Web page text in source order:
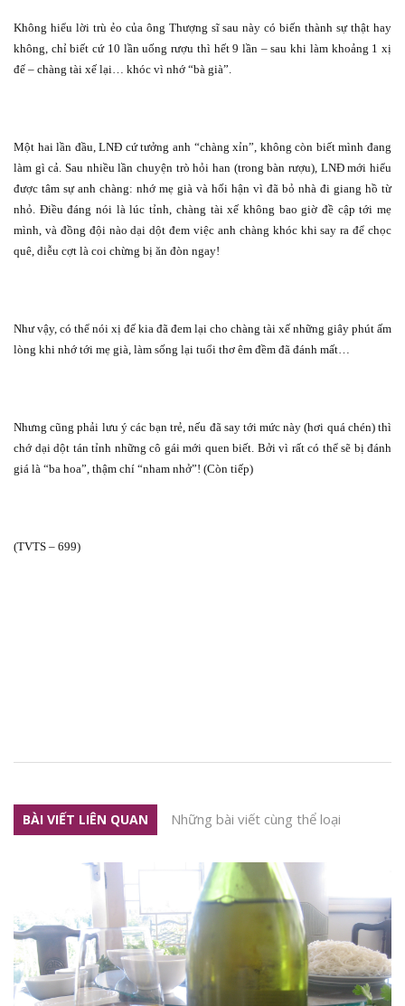
Không hiểu lời trù ẻo của ông Thượng sĩ sau này có biến thành sự thật hay
không, chỉ biết cứ 10 lần uống rượu thì hết 9 lần – sau khi làm khoảng 1 xị
đế – chàng tài xế lại… khóc vì nhớ “bà già”.
Một hai lần đầu, LNĐ cứ tưởng anh “chàng xỉn”, không còn biết mình đang
làm gì cả. Sau nhiều lần chuyện trò hỏi han (trong bàn rượu), LNĐ mới hiểu
được tâm sự anh chàng: nhớ mẹ già và hối hận vì đã bỏ nhà đi giang hồ từ
nhỏ. Điều đáng nói là lúc tỉnh, chàng tài xế không bao giờ đề cập tới mẹ
mình, và đồng đội nào dại dột đem việc anh chàng khóc khi say ra để chọc
quê, diễu cợt là coi chừng bị ăn đòn ngay!
Như vậy, có thể nói xị đế kia đã đem lại cho chàng tài xế những giây phút ấm
lòng khi nhớ tới mẹ già, làm sống lại tuổi thơ êm đềm đã đánh mất…
Nhưng cũng phải lưu ý các bạn trẻ, nếu đã say tới mức này (hơi quá chén) thì
chớ dại dột tán tỉnh những cô gái mới quen biết. Bởi vì rất có thể sẽ bị đánh
giá là “ba hoa”, thậm chí “nham nhở”! (Còn tiếp)
(TVTS – 699)
BÀI VIẾT LIÊN QUAN Những bài viết cùng thể loại